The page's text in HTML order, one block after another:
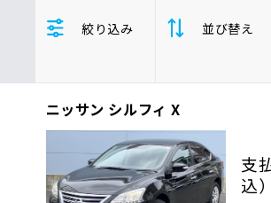
品質管理とサポート体制
お問い合わせ
企業情報
ホンダ
マツダ
ミ
シルフィ
絞り込み 並び替え
支払総
額
年式 新しい順
ニッサン シルフィ X
支
込）